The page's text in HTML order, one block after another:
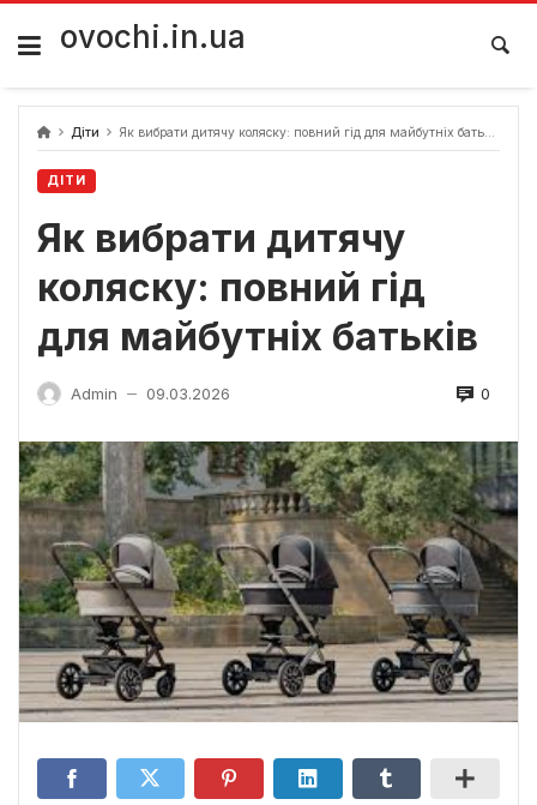
Skip
content
ovochi.in.ua
Діти Як вибрати дитячу коляску: повний гід для майбутніх батьків
ДІТИ
Як вибрати дитячу
коляску: повний гід
для майбутніх батьків
Admin — 09.03.2026 0